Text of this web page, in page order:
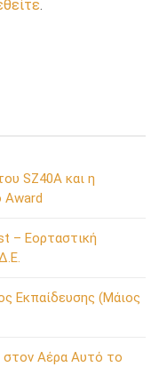
.
SZ40A και η
Award
– Εορταστική
Εκπαίδευσης (Μάιος
στον Αέρα Αυτό το